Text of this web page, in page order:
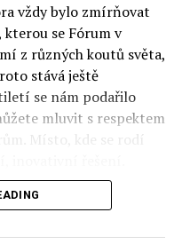
vždy bylo zmírňovat
se Fórum v
z různých koutů světa,
stává ještě
se nám podařilo
mluvit s respektem
Místo, kde se rodí
horizont činnosti je
šanci skutečně řešit